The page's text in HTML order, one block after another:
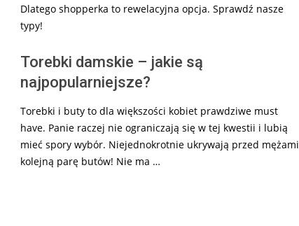
Dlatego shopperka to rewelacyjna opcja. Sprawdź nasze
typy!
Torebki damskie – jakie są
najpopularniejsze?
Torebki i buty to dla większości kobiet prawdziwe must
have. Panie raczej nie ograniczają się w tej kwestii i lubią
mieć spory wybór. Niejednokrotnie ukrywają przed mężami
kolejną parę butów! Nie ma …